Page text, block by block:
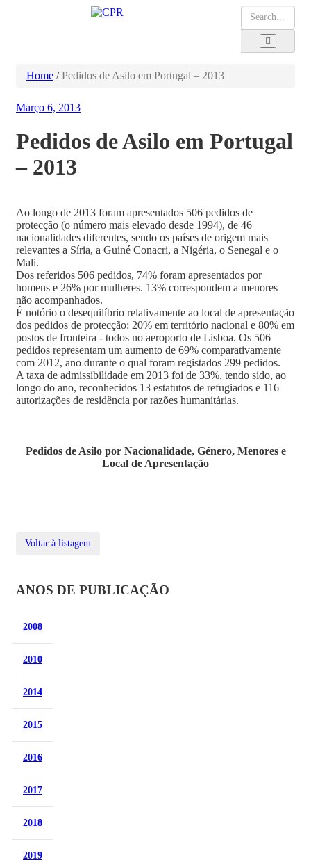
Home / Pedidos de Asilo em Portugal – 2013
Março 6, 2013
Pedidos de Asilo em Portugal
– 2013
Ao longo de 2013 foram apresentados 506 pedidos de
protecção (o número mais elevado desde 1994), de 46
nacionalidades diferentes, sendo os países de origem mais
relevantes a Síria, a Guiné Conacri, a Nigéria, o Senegal e o
Mali.
Dos referidos 506 pedidos, 74% foram apresentados por
homens e 26% por mulheres. 13% correspondem a menores
não acompanhados.
É notório o desequilíbrio relativamente ao local de apresentação
dos pedidos de protecção: 20% em território nacional e 80% em
postos de fronteira - todos no aeroporto de Lisboa. Os 506
pedidos representam um aumento de 69% comparativamente
com 2012, ano durante o qual foram registados 299 pedidos.
A taxa de admissibilidade em 2013 foi de 33%, tendo sido, ao
longo do ano, reconhecidos 13 estatutos de refugiados e 116
autorizações de residência por razões humanitárias.
Pedidos de Asilo por Nacionalidade, Género, Menores e
Local de Apresentação
Voltar à listagem
ANOS DE PUBLICAÇÃO
2008
2010
2014
2015
2016
2017
2018
2019